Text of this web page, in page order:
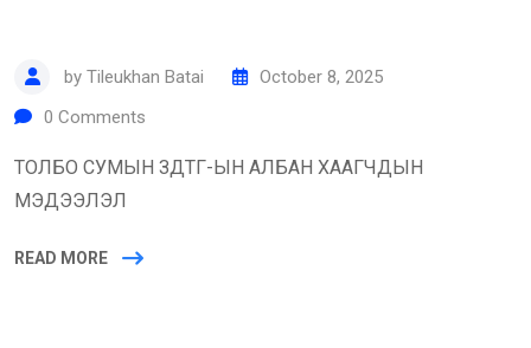
by Tileukhan Batai
October 8, 2025
0 Comments
ТОЛБО СУМЫН ЗДТГ-ЫН АЛБАН ХААГЧДЫН
МЭДЭЭЛЭЛ
READ MORE